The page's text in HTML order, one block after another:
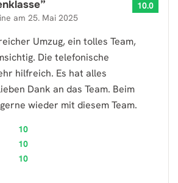
”
am 25. Mai 2025
10.0
Umzug, ein tolles Team,
Die telefonische
hilfreich. Es hat alles
Dank an das Team. Beim
wieder mit diesem Team.
10
10
10